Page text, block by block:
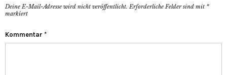
Deine E-Mail-Adresse wird nicht veröffentlicht. Erforderliche Felder sind mit *
markiert
Kommentar *